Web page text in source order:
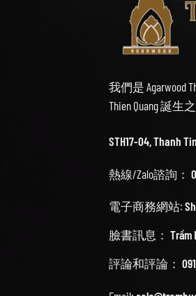
我們是
Thien Quang 誕
STH17-04, Thanh
熱線/Zalo諮詢：
電子商務網站:
臉書訊息： Trầm
評論和評論：